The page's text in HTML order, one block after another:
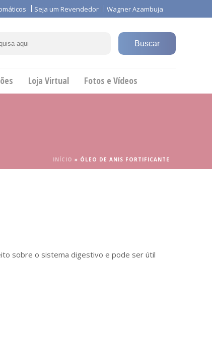
Seja um Revendedor Wagner Azambuja
Loja Virtual
Fotos e Vídeos
INÍCIO » ÓLEO DE ANIS FORTIFICANTE
sobre o sistema digestivo e pode ser útil